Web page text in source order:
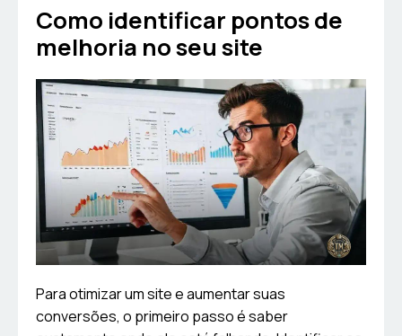
Como identificar pontos de
melhoria no seu site
Para otimizar um site e aumentar suas
conversões, o primeiro passo é saber